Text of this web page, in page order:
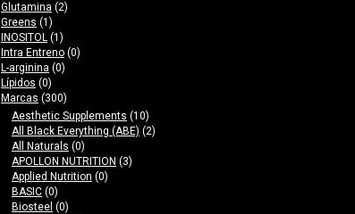
Glutamina (2)
Greens (1)
INOSITOL (1)
Intra Entreno (0)
L-arginina (0)
Lípidos (0)
Marcas (300)
Aesthetic Supplements (10)
All Black Everything (ABE) (2)
All Naturals (0)
APOLLON NUTRITION (3)
Applied Nutrition (0)
BASIC (0)
Biosteel (0)